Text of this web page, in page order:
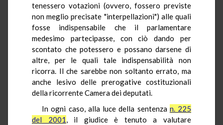
tenessero votazioni (ovvero, fossero previste
non meglio precisate "interpellazioni") alle quali
fosse indispensabile che il parlamentare
medesimo partecipasse, con ciò dando per
scontato che potessero e possano darsene di
altre, per le quali tale indispensabilità non
ricorra. Il che sarebbe non soltanto errato, ma
anche lesivo delle prerogative costituzionali
della ricorrente Camera dei deputati.
In ogni caso, alla luce della sentenza n. 225
del 2001, il giudice è tenuto a valutare